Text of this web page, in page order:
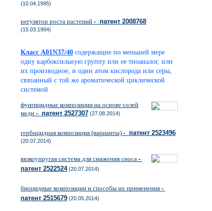
(10.04.1995)
регулятор роста растений - патент 2008768
(15.03.1994)
Класс A01N37/40 содержащие по меньшей мере
одну карбоксильную группу или ее тиоаналог, или
их производное, и один атом кислорода или серы,
связанный с той же ароматической циклической
системой
фунгицидные композиции на основе солей
меди - патент 2527307 (27.08.2014)
гербицидная композиция (варианты) - патент 2523496
(20.07.2014)
вязкоупругая система для снижения сноса -
патент 2522524(20.07.2014)
биоцидные композиции и способы их применения -
патент 2515679 (20.05.2014)